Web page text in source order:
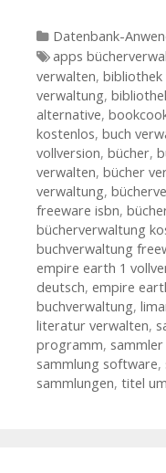
Kategorien
Datenbank-
Tags
apps
verwalten, bibliothek
verwaltung,
alternative,
kostenlos, buch
vollversion, bücher,
verwalten, bücher
verwaltung,
freeware isbn,
bücherverwaltung
buchverwaltung
empire earth 1
deutsch, empire
buchverwaltung,
literatur verwalten,
programm,
sammlung software,
sammlungen, titel